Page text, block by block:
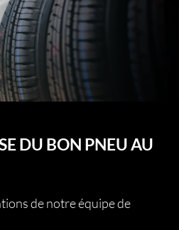
DU BON PNEU AU
de notre équipe de